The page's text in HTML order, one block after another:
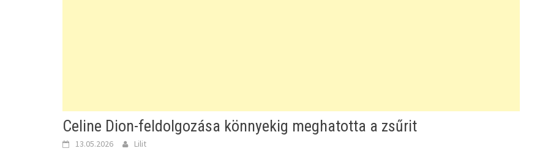
Celine Dion-feldolgozása könnyekig meghatotta a zsűrit
13.05.2026 Lilit